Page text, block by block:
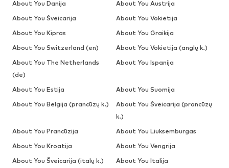
About You Danija
About You Austrija
About You Šveicarija
About You Vokietija
About You Kipras
About You Graikija
About You Switzerland (en)
About You Vokietija (anglų k.)
About You The Netherlands
(de)
About You Ispanija
About You Estija
About You Suomija
About You Belgija (prancūzų k.)
About You Šveicarija (prancūzų
k.)
About You Prancūzija
About You Liuksemburgas
About You Kroatija
About You Vengrija
About You Šveicarija (italų k.)
About You Italija